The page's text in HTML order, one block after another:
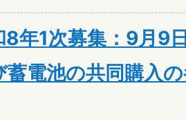
8年1次募集：9月9
蓄電池の共同購入